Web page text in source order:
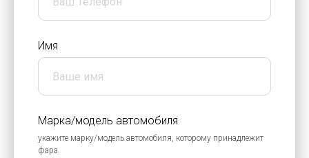
Имя
Марка/модель автомобиля
укажите марку/модель автомобиля, которому принадлежит
фара.